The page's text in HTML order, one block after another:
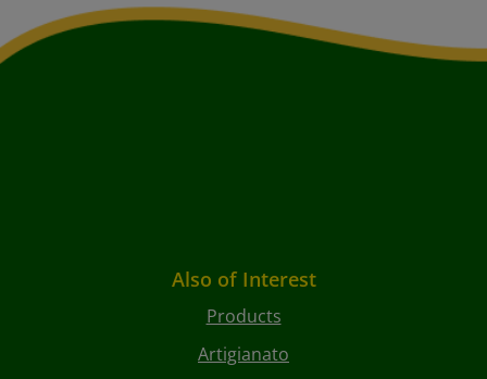
Also of Interest
Products
Artigianato